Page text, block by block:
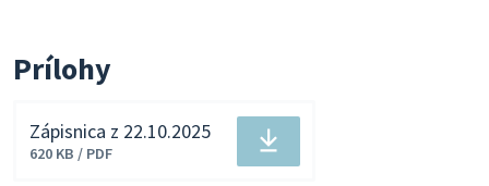
Prílohy
Stiahnuť
Zápisnica z 22.10.2025
620 KB / PDF